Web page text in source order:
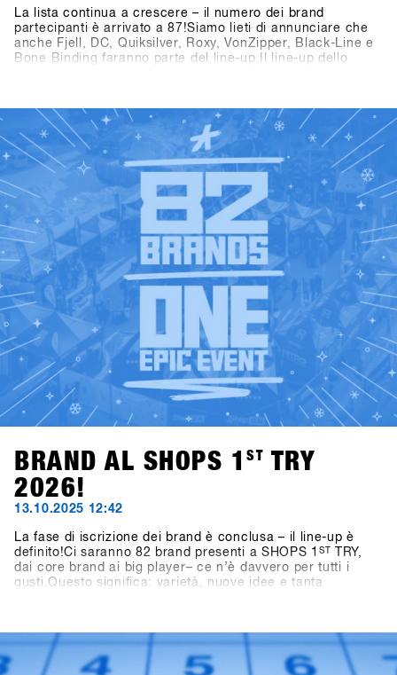
La lista continua a crescere – il numero dei brand
partecipanti è arrivato a 87!Siamo lieti di annunciare che
anche Fjell, DC, Quiksilver, Roxy, VonZipper, Black-Line e
Bone Binding faranno parte del line-up.Il line-up dello
presenti al SHOPS 1
TRY 2026!👉 Scopri tutti i brand
partecipanti nella Brandlist aggiornata.
BRAND AL SHOPS 1 ST TRY
2026!
13.10.2025 12:42
La fase di iscrizione dei brand è conclusa – il line-up è
definito!Ci saranno 82 brand presenti a SHOPS 1 ST
TRY,
dai core brand ai big player– ce n’è davvero per tutti i
gusti.Questo significa: varietà, nuove idee e tanta